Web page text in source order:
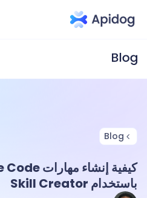
Blog
باستخدام Skill Creator